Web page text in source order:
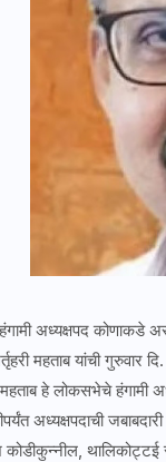
अध्यक्षपद कोणाकडे
महताब यांची गुरुवार
हे लोकसभेचे हंगामी
अध्यक्षपदाची
थालिकोट्टई